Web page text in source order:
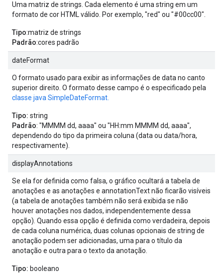
Uma matriz de strings. Cada elemento é uma string em um
formato de cor HTML válido. Por exemplo, "red" ou "#00cc00".
Tipo:matriz de strings
Padrão:cores padrão
dateFormat
O formato usado para exibir as informações de data no canto
superior direito. O formato desse campo é o especificado pela
classe java SimpleDateFormat.
Tipo: string
Padrão: "MMMM dd, aaaa" ou "HH:mm MMMM dd, aaaa",
dependendo do tipo da primeira coluna (data ou data/hora,
respectivamente).
displayAnnotations
Se ela for definida como falsa, o gráfico ocultará a tabela de
anotações e as anotações e annotationText não ficarão visíveis
(a tabela de anotações também não será exibida se não
houver anotações nos dados, independentemente dessa
opção). Quando essa opção é definida como verdadeira, depois
de cada coluna numérica, duas colunas opcionais de string de
anotação podem ser adicionadas, uma para o título da
anotação e outra para o texto da anotação.
Tipo: booleano